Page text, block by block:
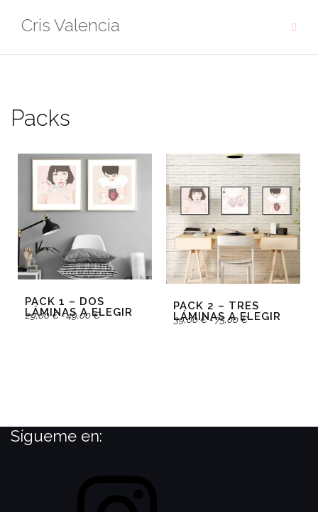
Cris Valencia
Packs
PACK 1 – DOS
LÁMINAS A ELEGIR
29,00€ - 49,00€
PACK 2 – TRES
LÁMINAS A ELEGIR
39,00€ - 75,00 €
Sígueme en: